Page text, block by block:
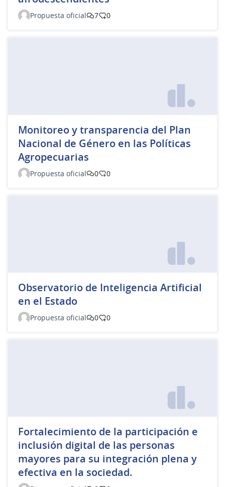
Propuesta oficial 7 0
Monitoreo y transparencia del Plan
Nacional de Género en las Políticas
Agropecuarias
Propuesta oficial 0 0
Observatorio de Inteligencia Artificial
en el Estado
Propuesta oficial 0 0
Fortalecimiento de la participación e
inclusión digital de las personas
mayores para su integración plena y
efectiva en la sociedad.